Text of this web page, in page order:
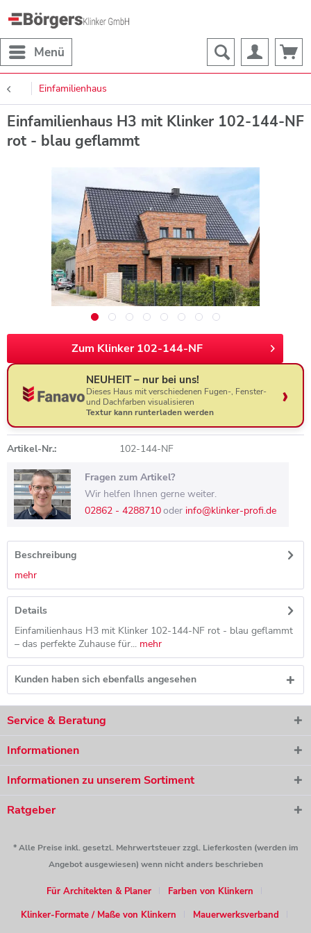
Menü
Einfamilienhaus
Einfamilienhaus H3 mit Klinker 102-144-NF
rot - blau geflammt
Zum Klinker 102-144-NF
NEUHEIT – nur bei uns!
Dieses Haus mit verschiedenen Fugen-, Fenster-
und Dachfarben visualisieren
Textur kann runterladen werden
Artikel-Nr.: 102-144-NF
Fragen zum Artikel?
Wir helfen Ihnen gerne weiter.
02862 - 4288710oder info@klinker-profi.de
Beschreibung
mehr
Details
Einfamilienhaus H3 mit Klinker 102-144-NF rot - blau geflammt
– das perfekte Zuhause für... mehr
Kunden haben sich ebenfalls angesehen
Service & Beratung
Informationen
Informationen zu unserem Sortiment
Ratgeber
* Alle Preise inkl. gesetzl. Mehrwertsteuer zzgl. Lieferkosten (werden im
Angebot ausgewiesen) wenn nicht anders beschrieben
Für Architekten & Planer
Farben von Klinkern
Klinker-Formate / Maße von Klinkern
Mauerwerksverband